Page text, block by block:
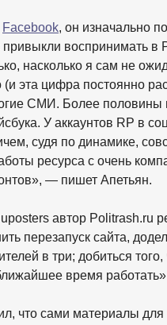
Facebook, он изначально
воспринимать в
насколько я сам не
(и эта цифра постоянно
СМИ. Более
У аккаунтов RP в
судя по динамике,
ресурса с очень
— пишет Апетьян.
автор Politrash.ru
перезапуск сайта,
в три; добиться
время
что сами материалы